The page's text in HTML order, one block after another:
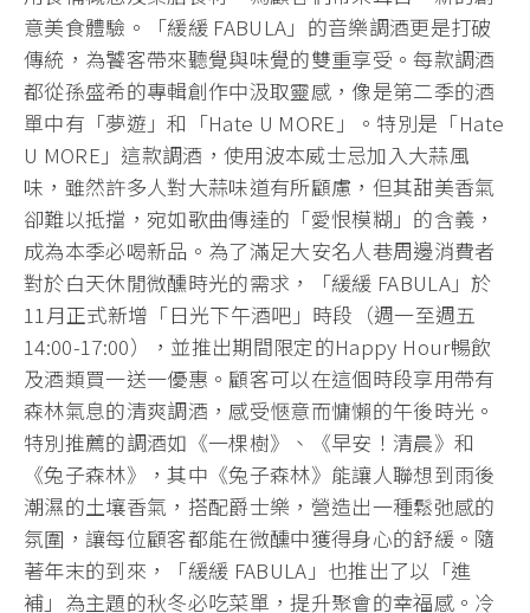
意美食體驗。「緩緩 FABULA」的音樂調酒更是打破
傳統，為饕客帶來聽覺與味覺的雙重享受。每款調酒
都從孫盛希的專輯創作中汲取靈感，像是第二季的酒
單中有「夢遊」和「Hate U MORE」。特別是「Hate
U MORE」這款調酒，使用波本威士忌加入大蒜風
味，雖然許多人對大蒜味道有所顧慮，但其甜美香氣
卻難以抵擋，宛如歌曲傳達的「愛恨模糊」的含義，
成為本季必喝新品。為了滿足大安名人巷周邊消費者
對於白天休閒微醺時光的需求，「緩緩 FABULA」於
11月正式新增「日光下午酒吧」時段（週一至週五
14:00-17:00），並推出期間限定的Happy Hour暢飲
及酒類買一送一優惠。顧客可以在這個時段享用帶有
森林氣息的清爽調酒，感受愜意而慵懶的午後時光。
特別推薦的調酒如《一棵樹》、《早安！清晨》和
《兔子森林》，其中《兔子森林》能讓人聯想到雨後
潮濕的土壤香氣，搭配爵士樂，營造出一種鬆弛感的
氛圍，讓每位顧客都能在微醺中獲得身心的舒緩。隨
著年末的到來，「緩緩 FABULA」也推出了以「進
補」為主題的秋冬必吃菜單，提升聚會的幸福感。冷